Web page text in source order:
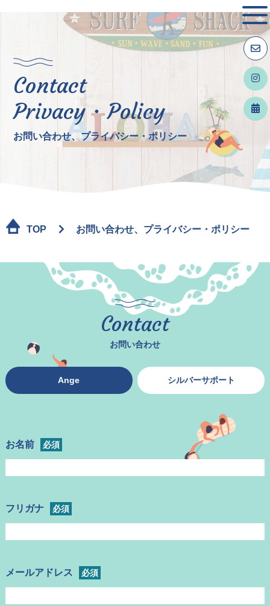
Contact
Privacy・Policy
お問い合わせ、プライバシー・ポリシー
TOP お問い合わせ、プライバシー・ポリシー
Contact
お問い合わせ
Ange シルバーサポート
お名前 必須
フリガナ 必須
メールアドレス 必須